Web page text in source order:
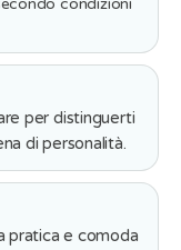
condizioni
per distinguerti
di personalità.
pratica e comoda